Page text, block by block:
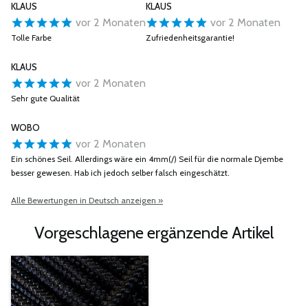
KLAUS
vor 2 Monaten
Tolle Farbe
KLAUS
vor 2 Monaten
Zufriedenheitsgarantie!
KLAUS
vor 2 Monaten
Sehr gute Qualität
WOBO
vor 2 Monaten
Ein schönes Seil. Allerdings wäre ein 4mm(/) Seil für die normale Djembe
besser gewesen. Hab ich jedoch selber falsch eingeschätzt.
Alle Bewertungen in Deutsch anzeigen »
Vorgeschlagene ergänzende Artikel